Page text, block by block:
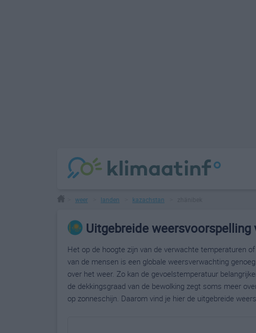
weer landen kazachstan
Uitgebreide weersvoorspelling
Het op de hoogte zijn van de verwachte temperaturen
van de mensen is een globale weersverwachting
over het weer. Zo kan de gevoelstemperatuur
de dekkingsgraad van de bewolking zegt soms meer
op zonneschijn. Daarom vind je hier de uitgebreide